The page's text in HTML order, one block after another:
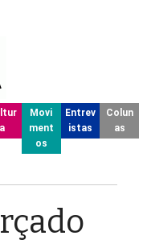
a
Movi
ment
os
Entrev
istas
Colun
as